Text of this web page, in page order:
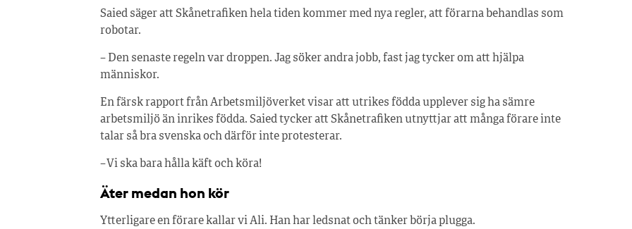
Saied säger att Skånetrafiken hela tiden kommer med nya regler, att förarna behandlas som
robotar.
– Den senaste regeln var droppen. Jag söker andra jobb, fast jag tycker om att hjälpa
människor.
En färsk rapport från Arbetsmiljöverket visar att utrikes födda upplever sig ha sämre
arbetsmiljö än inrikes födda. Saied tycker att Skånetrafiken utnyttjar att många förare inte
talar så bra svenska och därför inte protesterar.
– Vi ska bara hålla käft och köra!
Äter medan hon kör
Ytterligare en förare kallar vi Ali. Han har ledsnat och tänker börja plugga.